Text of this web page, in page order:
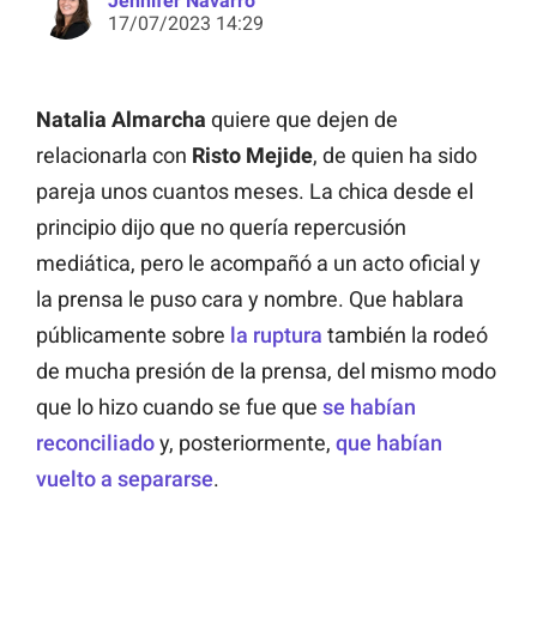
17/07/2023 14:29
Natalia Almarcha quiere que dejen de
relacionarla con Risto Mejide, de quien ha sido
pareja unos cuantos meses. La chica desde el
principio dijo que no quería repercusión
mediática, pero le acompañó a un acto oficial y
la prensa le puso cara y nombre. Que hablara
públicamente sobre la ruptura también la rodeó
de mucha presión de la prensa, del mismo modo
que lo hizo cuando se fue que se habían
reconciliadoy, posteriormente, que habían
vuelto a separarse.